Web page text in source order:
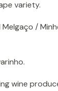
variety.
/
wine